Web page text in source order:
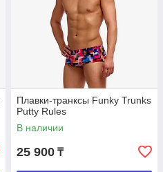
Плавки-транксы Funky Trunks
Putty Rules
В наличии
25 900 ₸